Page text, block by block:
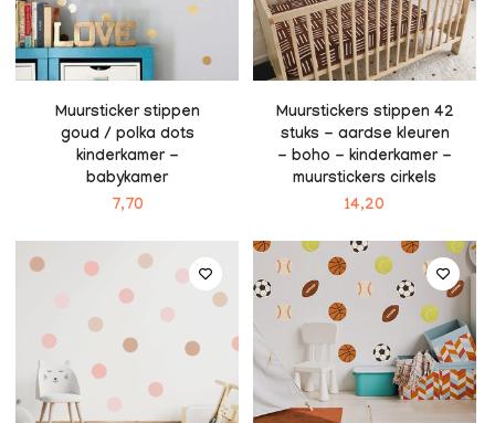
Muursticker stippen
goud / polka dots
kinderkamer -
babykamer
7,70
Muurstickers stippen 42
stuks - aardse kleuren
- boho - kinderkamer -
muurstickers cirkels
14,20